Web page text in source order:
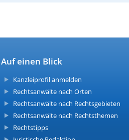
Auf einen Blick
Kanzleiprofil anmelden
Rechtsanwälte nach Orten
Rechtsanwälte nach Rechtsgebieten
Rechtsanwälte nach Rechtsthemen
Rechtstipps